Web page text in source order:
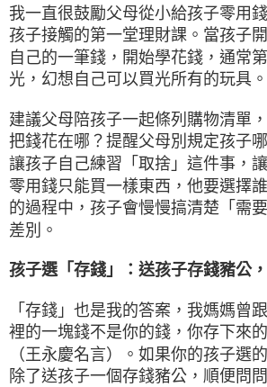
我一直很鼓勵父母從小給孩子零用
孩子接觸的第一堂理財課。當孩子
自己的一筆錢，開始學花錢，通常
光，幻想自己可以買光所有的玩具。
建議父母陪孩子一起條列購物清單
把錢花在哪？提醒父母別規定孩子
讓孩子自己練習「取捨」這件事，
零用錢只能買一樣東西，他要選擇
的過程中，孩子會慢慢搞清楚「需
差別。
孩子選「存錢」：送孩子存錢豬公
「存錢」也是我的答案，我媽媽曾
裡的一塊錢不是你的錢，你存下來的
（王永慶名言）。如果你的孩子選
除了送孩子一個存錢豬公，順便問